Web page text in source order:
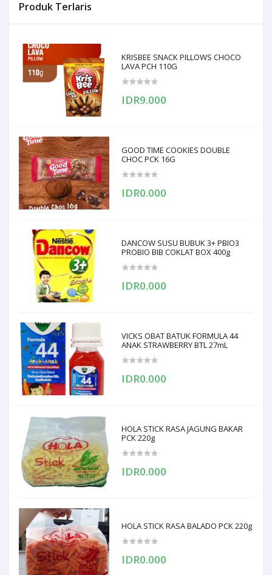
Produk Terlaris
KRISBEE SNACK PILLOWS CHOCO
LAVA PCH 110G
IDR9.000
GOOD TIME COOKIES DOUBLE
CHOC PCK 16G
IDR0.000
DANCOW SUSU BUBUK 3+ PBIO3
PROBIO BIB COKLAT BOX 400g
IDR0.000
VICKS OBAT BATUK FORMULA 44
ANAK STRAWBERRY BTL 27mL
IDR0.000
HOLA STICK RASA JAGUNG BAKAR
PCK 220g
IDR0.000
HOLA STICK RASA BALADO PCK 220g
IDR0.000